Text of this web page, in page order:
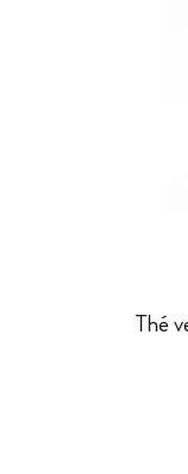
Thé